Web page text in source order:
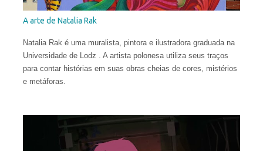
A arte de Natalia Rak
Natalia Rak é uma muralista, pintora e ilustradora graduada na
Universidade de Lodz . A artista polonesa utiliza seus traços
para contar histórias em suas obras cheias de cores, mistérios
e metáforas.